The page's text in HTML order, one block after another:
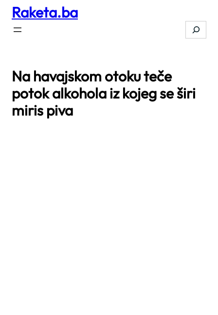
Skip
content
Raketa.ba
Search
Na havajskom otoku teče
potok alkohola iz kojeg se širi
miris piva